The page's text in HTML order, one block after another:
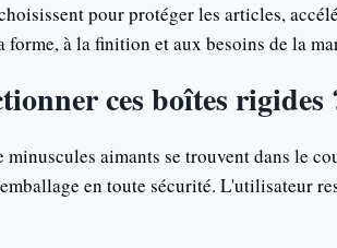
pour protéger les articles,
à la finition et aux besoins de la
ces boîtes rigides
minuscules aimants se trouvent dans le
en toute sécurité. L'utilisateur